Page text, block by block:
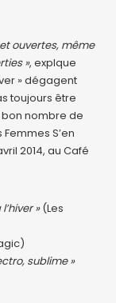
ouvertes, même
», explque
» dégagent
toujours être
nombre de
S’en
2014, au Café
»(Les
sublime »